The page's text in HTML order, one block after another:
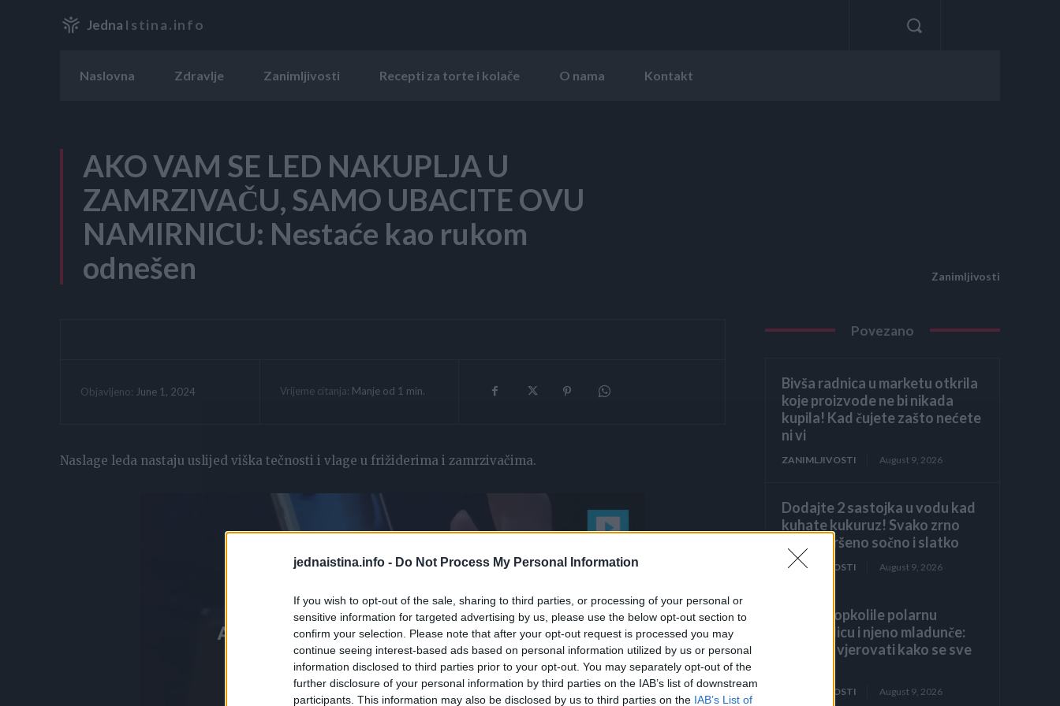
jednaistina.info - Do Not Process My Personal Information
If you wish to opt-out of the sale, sharing to third parties, or processing of your personal or
sensitive information for targeted advertising by us, please use the below opt-out section to
confirm your selection. Please note that after your opt-out request is processed you may
continue seeing interest-based ads based on personal information utilized by us or personal
information disclosed to third parties prior to your opt-out. You may separately opt-out of the
further disclosure of your personal information by third parties on the IAB’s list of downstream
participants. This information may also be disclosed by us to third parties on the IAB’s List of
Jedna Istina.info
Naslovna Zdravlje Zanimljivosti Recepti za torte i kolače O nama Kontakt
AKO VAM SE LED NAKUPLJA U
ZAMRZIVAČU, SAMO UBACITE OVU
NAMIRNICU: Nestaće kao rukom
odnešen
Zanimljivosti
Objavljeno: June 1, 2024 Vrijeme citanja: Manje od 1 min.
Naslage leda nastaju uslijed viška tečnosti i vlage u frižiderima i zamrzivačima.
Povezano
Bivša radnica u marketu otkrila
koje proizvode ne bi nikada
kupila! Kad čujete zašto nećete
ni vi
ZANIMLJIVOSTI August 9, 2026
Dodajte 2 sastojka u vodu kad
kuhate kukuruz! Svako zrno
biće savršeno sočno i slatko
ZANIMLJIVOSTI August 9, 2026
Orke su opkolile polarnu
medvjedicu i njeno mladunče:
NEĆETE vjerovati kako se sve
ZANIMLJIVOSTI August 9, 2026